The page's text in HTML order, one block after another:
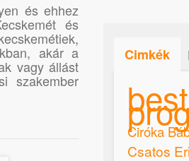
és ehhez
és
akár a
vagy állást
szakember
Cimkék
Ciróka
Csatos